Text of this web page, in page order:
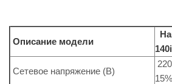
Описание модели
Сетевое напряжение (В)
15%